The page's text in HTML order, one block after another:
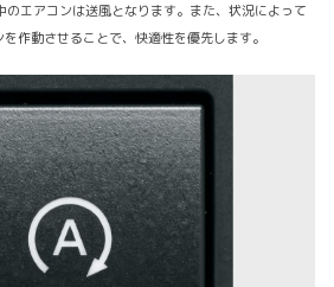
エアコンは送風となります。また、状況によって
作動させることで、快適性を優先します。